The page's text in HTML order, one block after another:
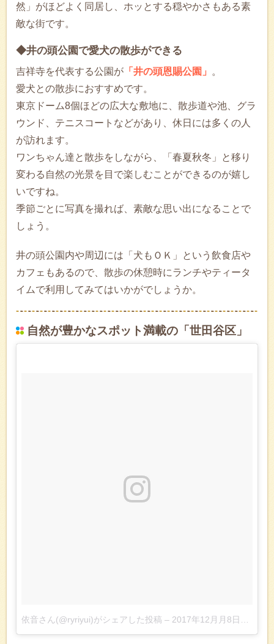
然」がほどよく同居し、ホッとする穏やかさもある素
敵な街です。
◆井の頭公園で愛犬の散歩ができる
吉祥寺を代表する公園が 「井の頭恩賜公園」
。
愛犬との散歩におすすめです。
東京ドーム8個ほどの広大な敷地に、散歩道や池、グラ
ウンド、テニスコートなどがあり、休日には多くの人
が訪れます。
ワンちゃん達と散歩をしながら、「春夏秋冬」と移り
変わる自然の光景を目で楽しむことができるのが嬉し
いですね。
季節ごとに写真を撮れば、素敵な思い出になることで
しょう。
井の頭公園内や周辺には「犬もＯＫ」という飲食店や
カフェもあるので、散歩の休憩時にランチやティータ
イムで利用してみてはいかがでしょうか。
自然が豊かなスポット満載の「世田谷区」
依音さん(@ryriyui)がシェアした投稿 – 2017年12月月8日午後6時00分PST